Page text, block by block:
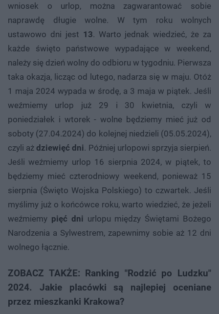
wniosek o urlop, można zagwarantować sobie
naprawdę długie wolne. W tym roku wolnych
ustawowo dni jest 13. Warto jednak wiedzieć, że za
każde święto państwowe wypadające w weekend,
należy się dzień wolny do odbioru w tygodniu. Pierwsza
taka okazja, licząc od lutego, nadarza się w maju. Otóż
1 maja 2024 wypada w środę, a 3 maja w piątek. Jeśli
weźmiemy urlop już 29 i 30 kwietnia, czyli w
poniedziałek i wtorek - wolne będziemy mieć już od
soboty (27.04.2024) do kolejnej niedzieli (05.05.2024),
czyli ażdziewięć dni. Później urlopowi sprzyja sierpień.
Jeśli weźmiemy urlop 16 sierpnia 2024, w piątek, to
będziemy mieć czterodniowy weekend, ponieważ 15
sierpnia (Święto Wojska Polskiego) to czwartek. Jeśli
myślimy już o końcówce roku, warto wiedzieć, że jeżeli
weźmiemy pięć dni urlopu między Świętami Bożego
Narodzenia a Sylwestrem, zapewnimy sobie aż 12 dni
wolnego łącznie.
ZOBACZ TAKŻE: Ranking "Rodzić po Ludzku"
2024. Jakie placówki są najlepiej oceniane
przez mieszkanki Krakowa?